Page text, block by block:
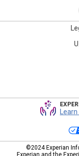
©2024 Experian
Experian and the